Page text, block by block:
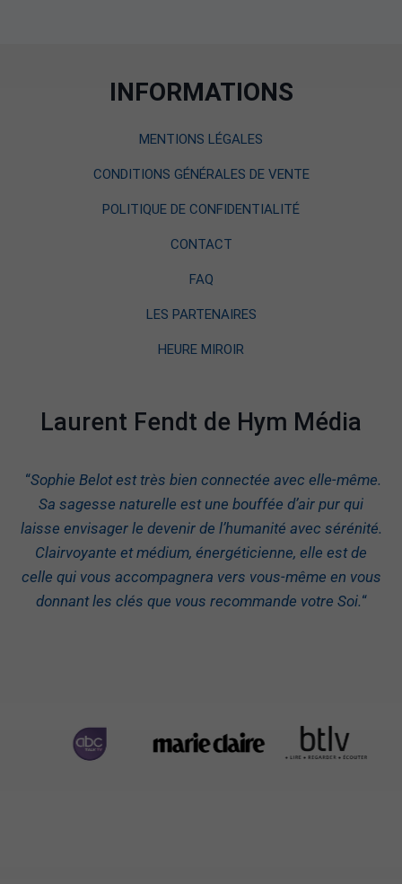
INFORMATIONS
MENTIONS LÉGALES
CONDITIONS GÉNÉRALES DE VENTE
POLITIQUE DE CONFIDENTIALITÉ
CONTACT
FAQ
LES PARTENAIRES
HEURE MIROIR
Laurent Fendt de Hym Média
“Sophie Belot est très bien connectée avec elle-même.
Sa sagesse naturelle est une bouffée d’air pur qui
laisse envisager le devenir de l’humanité avec sérénité.
Clairvoyante et médium, énergéticienne, elle est de
celle qui vous accompagnera vers vous-même en vous
donnant les clés que vous recommande votre Soi.“